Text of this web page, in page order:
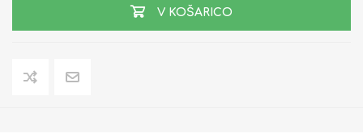
V KOŠARICO